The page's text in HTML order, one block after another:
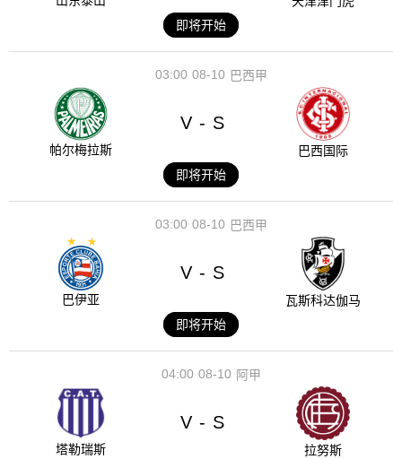
即将开始
08-10
03:00 巴西甲
帕尔梅拉斯
V - S
巴西国际
即将开始
08-10
03:00 巴西甲
巴伊亚
V - S
瓦斯科达伽马
即将开始
08-10
04:00 阿甲
塔勒瑞斯
V - S
拉努斯